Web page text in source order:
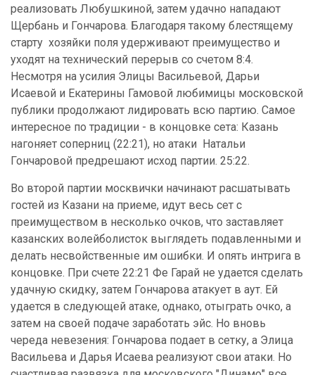
реализовать Любушкиной, затем удачно нападают
Щербань и Гончарова. Благодаря такому блестящему
старту хозяйки поля удерживают преимущество и
уходят на технический перерыв со счетом 8:4.
Несмотря на усилия Элицы Васильевой, Дарьи
Исаевой и Екатерины Гамовой любимицы московской
публики продолжают лидировать всю партию. Самое
интересное по традиции - в концовке сета: Казань
нагоняет соперниц (22:21), но атаки Натальи
Гончаровой предрешают исход партии. 25:22.
Во второй партии москвички начинают расшатывать
гостей из Казани на приеме, идут весь сет с
преимуществом в несколько очков, что заставляет
казанских волейболисток выглядеть подавленными и
делать несвойственные им ошибки. И опять интрига в
концовке. При счете 22:21 Фе Гарай не удается сделать
удачную скидку, затем Гончарова атакует в аут. Ей
удается в следующей атаке, однако, отыграть очко, а
затем на своей подаче заработать эйс. Но вновь
череда невезения: Гончарова подает в сетку, а Элица
Васильева и Дарья Исаева реализуют свои атаки. Но